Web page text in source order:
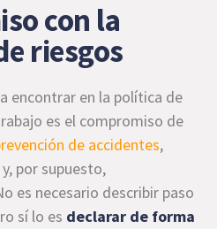
con la
riesgos
encontrar en la política de
es el compromiso de
de accidentes,
por supuesto,
es necesario describir paso
sí lo es declarar de forma